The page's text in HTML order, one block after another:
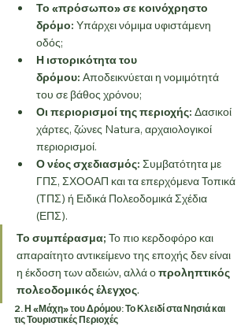
Το «πρόσωπο» σε κοινόχρηστο
δρόμο: Υπάρχει νόμιμα υφιστάμενη
οδός;
Η ιστορικότητα του
δρόμου: Αποδεικνύεται η νομιμότητά
του σε βάθος χρόνου;
Οι περιορισμοί της περιοχής: Δασικοί
χάρτες, ζώνες Natura, αρχαιολογικοί
περιορισμοί.
Ο νέος σχεδιασμός: Συμβατότητα με
ΓΠΣ, ΣΧΟΟΑΠ και τα επερχόμενα Τοπικά
(ΤΠΣ) ή Ειδικά Πολεοδομικά Σχέδια
(ΕΠΣ).
Το συμπέρασμα; Το πιο κερδοφόρο και
απαραίτητο αντικείμενο της εποχής δεν είναι
η έκδοση των αδειών, αλλά ο προληπτικός
πολεοδομικός έλεγχος.
2. Η «Μάχη» του Δρόμου: Το Κλειδί στα Νησιά και
τις Τουριστικές Περιοχές